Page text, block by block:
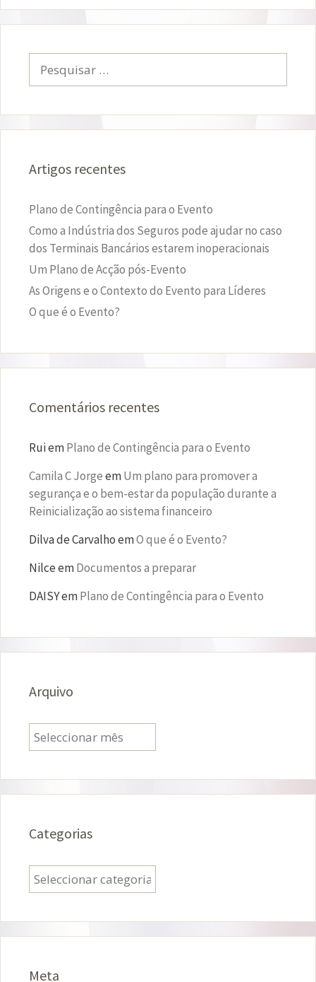
por:
Artigos recentes
Plano de Contingência para o Evento
Como a Indústria dos Seguros pode ajudar no caso
dos Terminais Bancários estarem inoperacionais
Um Plano de Acção pós-Evento
As Origens e o Contexto do Evento para Líderes
O que é o Evento?
Comentários recentes
RuiemPlano de Contingência para o Evento
Camila C JorgeemUm plano para promover a
segurança e o bem-estar da população durante a
Reinicialização ao sistema financeiro
Dilva de CarvalhoemO que é o Evento?
NilceemDocumentos a preparar
DAISYemPlano de Contingência para o Evento
Arquivo
Arquivo
Categorias
Categorias
Meta